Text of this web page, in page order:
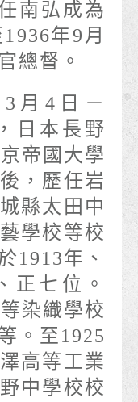
南弘成為
年9月
總督。
月4日－
日本長野
帝國大學
，歷任岩
縣太田中
學校等校
1913年、
正七位。
染織學校
。至1925
高等工業
中學校校